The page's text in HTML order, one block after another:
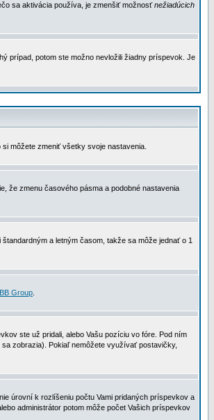
sa aktivácia používa, je zmenšiť možnosťnežiadúcich
prípad, potom ste možno nevložili žiadny príspevok. Je
môžete zmeniť všetky svoje nastavenia.
že zmenu časového pásma a podobné nastavenia
a letným časom, takže sa môže jednať o 1
Group
ste už pridali, alebo Vašu pozíciu vo fóre. Pod ním
zobrazia). Pokiaľ nemôžete využívať postavičky,
úrovní k rozlíšeniu počtu Vami pridaných príspevkov a
administrátor potom môže počet Vašich príspevkov